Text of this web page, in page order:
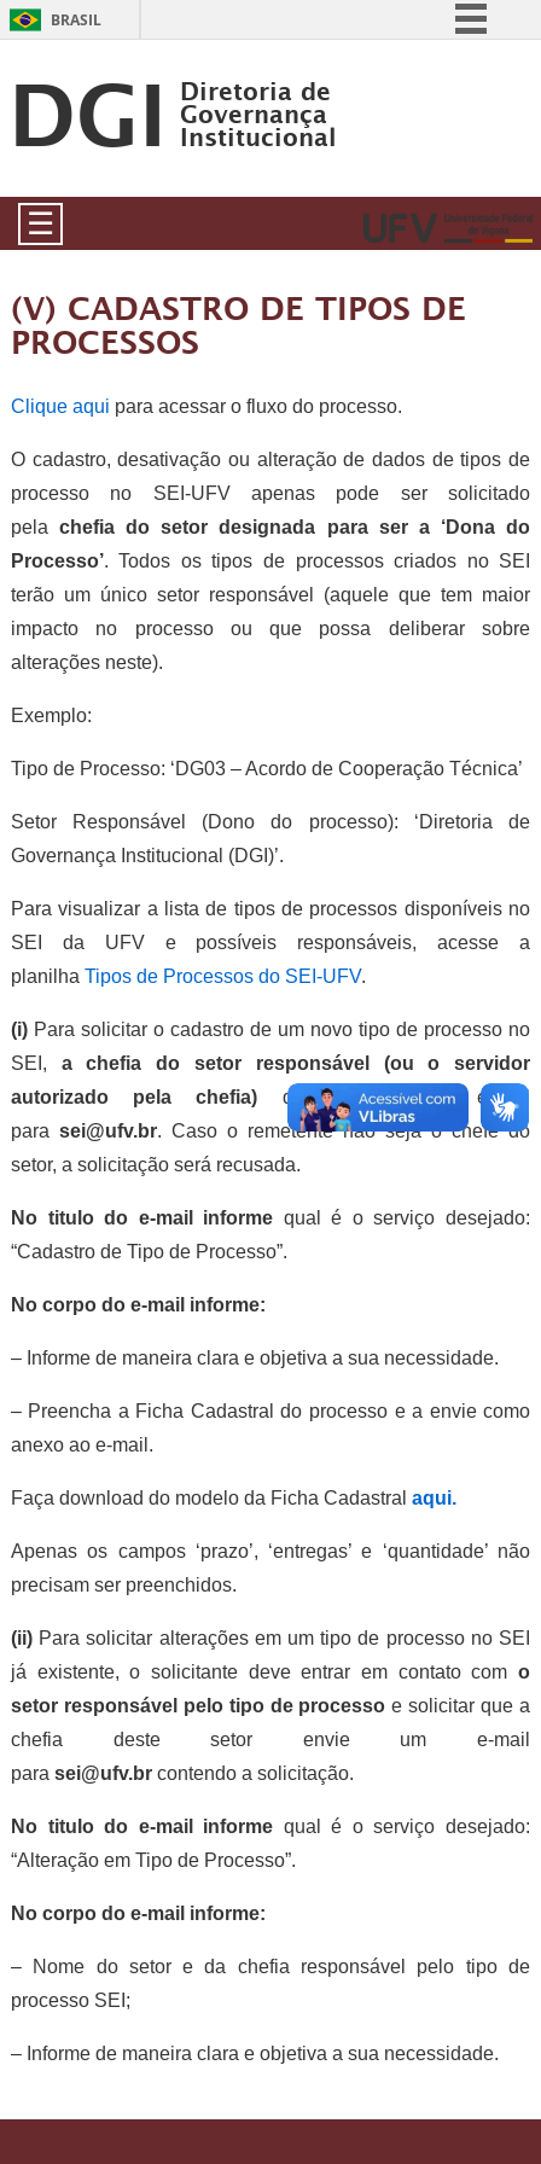
BRASIL
Legislação
Canais
DGI Diretoria de
Governança
Institucional
☰
(V) CADASTRO DE TIPOS DE
PROCESSOS
Clique aqui para acessar o fluxo do processo.
O cadastro, desativação ou alteração de dados de tipos de
processo no SEI-UFV apenas pode ser solicitado
pelachefia do setor designada para ser a ‘Dona do
Processo’. Todos os tipos de processos criados no SEI
terão um único setor responsável (aquele que tem maior
impacto no processo ou que possa deliberar sobre
alterações neste).
Exemplo:
Tipo de Processo: ‘DG03 – Acordo de Cooperação Técnica’
Setor Responsável (Dono do processo): ‘Diretoria de
Governança Institucional (DGI)’.
Para visualizar a lista de tipos de processos disponíveis no
SEI da UFV e possíveis responsáveis, acesse a
planilha Tipos de Processos do SEI-UFV.
(i) Para solicitar o cadastro de um novo tipo de processo no
SEI, a chefia do setor responsável (ou o servidor
autorizado pela chefia) deve enviar um e-mail
para sei@ufv.br. Caso o remetente não seja o chefe do
setor, a solicitação será recusada.
No titulo do e-mail informe qual é o serviço desejado:
“Cadastro de Tipo de Processo”.
No corpo do e-mail informe:
– Informe de maneira clara e objetiva a sua necessidade.
– Preencha a Ficha Cadastral do processo e a envie como
anexo ao e-mail.
Faça download do modelo da Ficha Cadastral aqui.
Apenas os campos ‘prazo’, ‘entregas’ e ‘quantidade’ não
precisam ser preenchidos.
(ii) Para solicitar alterações em um tipo de processo no SEI
já existente, o solicitante deve entrar em contato como
setor responsável pelo tipo de processo e solicitar que a
chefia deste setor envie um e-mail
para sei@ufv.brcontendo a solicitação.
No titulo do e-mail informe qual é o serviço desejado:
“Alteração em Tipo de Processo”.
No corpo do e-mail informe:
– Nome do setor e da chefia responsável pelo tipo de
processo SEI;
– Informe de maneira clara e objetiva a sua necessidade.